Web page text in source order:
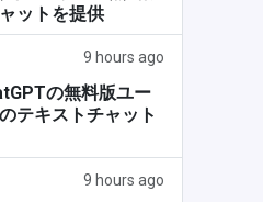
ットを提供
9 hours ago
の無料版ユー
テキストチャット
9 hours ago